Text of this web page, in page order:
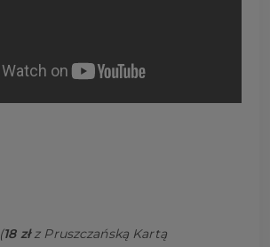
(18 złz Pruszczańską Kartą